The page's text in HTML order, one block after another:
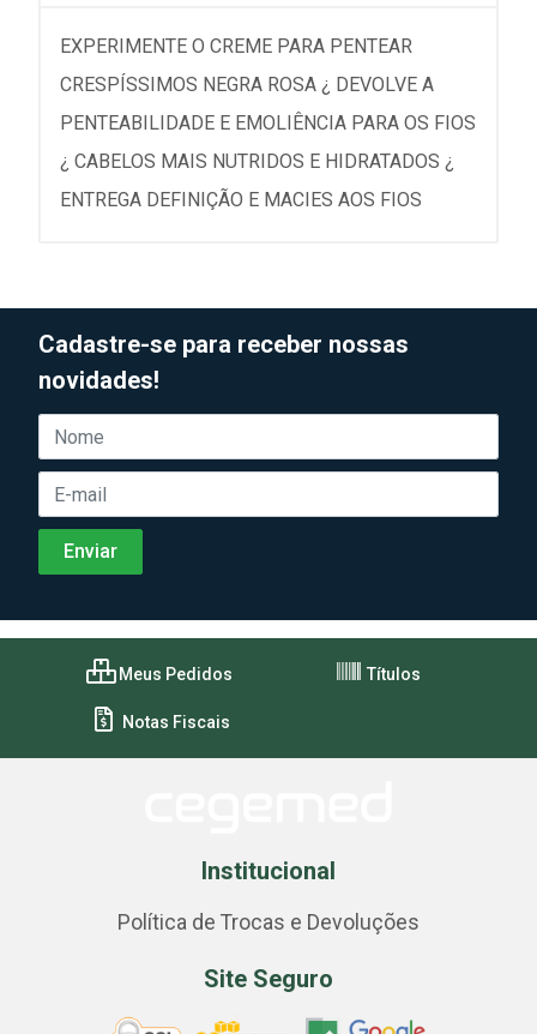
EXPERIMENTE O CREME PARA PENTEAR
CRESPÍSSIMOS NEGRA ROSA ¿ DEVOLVE A
PENTEABILIDADE E EMOLIÊNCIA PARA OS FIOS
¿ CABELOS MAIS NUTRIDOS E HIDRATADOS ¿
ENTREGA DEFINIÇÃO E MACIES AOS FIOS
Cadastre-se para receber nossas
novidades!
Meus Pedidos Títulos
Notas Fiscais
Institucional
Política de Trocas e Devoluções
Site Seguro